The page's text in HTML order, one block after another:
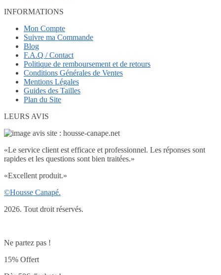
INFORMATIONS
Mon Compte
Suivre ma Commande
Blog
F.A.Q / Contact
Politique de remboursement et de retours
Conditions Générales de Ventes
Mentions Légales
Guides des Tailles
Plan du Site
LEURS AVIS
«Le service client est efficace et professionnel. Les réponses sont
rapides et les questions sont bien traitées.»
«Excellent produit.»
©Housse Canapé.
2026. Tout droit réservés.
Ne partez pas !
15% Offert